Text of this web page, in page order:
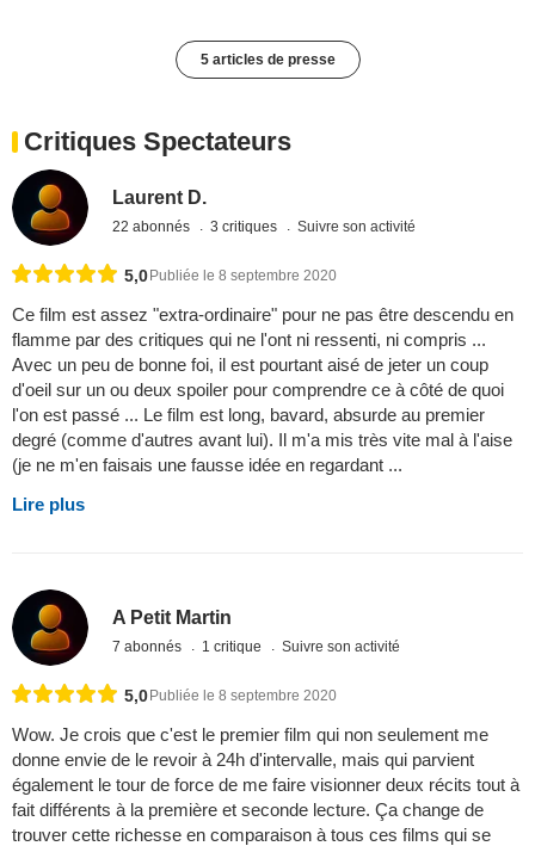
5 articles de presse
Critiques Spectateurs
Laurent D.
22 abonnés 3 critiques Suivre son activité
5,0 Publiée le 8 septembre 2020
Ce film est assez "extra-ordinaire" pour ne pas être descendu en
flamme par des critiques qui ne l'ont ni ressenti, ni compris ...
Avec un peu de bonne foi, il est pourtant aisé de jeter un coup
d'oeil sur un ou deux spoiler pour comprendre ce à côté de quoi
l'on est passé ... Le film est long, bavard, absurde au premier
degré (comme d'autres avant lui). Il m'a mis très vite mal à l'aise
(je ne m'en faisais une fausse idée en regardant ...
Lire plus
A Petit Martin
7 abonnés 1 critique Suivre son activité
5,0 Publiée le 8 septembre 2020
Wow. Je crois que c'est le premier film qui non seulement me
donne envie de le revoir à 24h d'intervalle, mais qui parvient
également le tour de force de me faire visionner deux récits tout à
fait différents à la première et seconde lecture. Ça change de
trouver cette richesse en comparaison à tous ces films qui se